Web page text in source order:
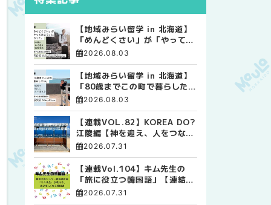
【地域みらい留学 in 北海道】
「めんどくさい」が「やってみ
よう」に変わった。 十勝の風
自由な高校生活
2026.08.03
【地域みらい留学 in 北海道】
「80歳までこの町で暮らした
い」 標津高校で踏み出した、
2026.08.03
【連載VOL.82】KOREA DO?
江陵編【神を迎え、人をつなぐ
時間 ― 江陵端午祭 】
2026.07.31
【連載Vol.104】キム先生の
「旅に役立つ韓国語」【連結語
尾について その4】
2026.07.31